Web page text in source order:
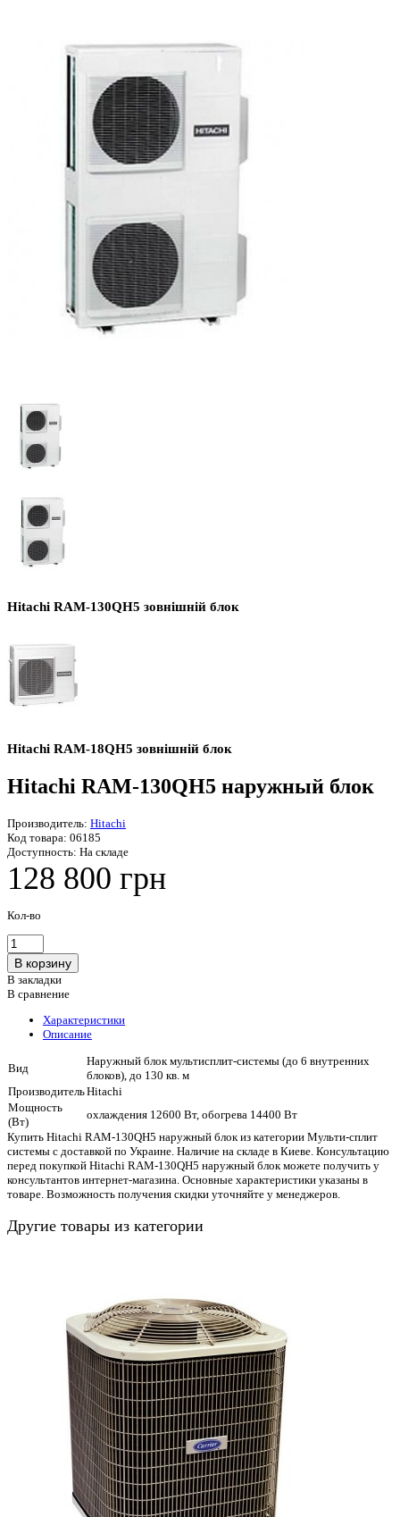
Hitachi RAM-130QH5 зовнішній блок
Hitachi RAM-18QH5 зовнішній блок
Hitachi RAM-130QH5 наружный блок
Производитель: Hitachi
Код товара: 06185
Доступность: На складе
128 800 грн
Кол-во
В закладки
В сравнение
Характеристики
Описание
Вид
Наружный блок мультисплит-системы (до 6 внутренних
блоков), до 130 кв. м
ПроизводительHitachi
Мощность
(Вт)
охлаждения 12600 Вт, обогрева 14400 Вт
Купить Hitachi RAM-130QH5 наружный блок из категории Мульти-сплит
системы с доставкой по Украине. Наличие на складе в Киеве. Консультацию
перед покупкой Hitachi RAM-130QH5 наружный блок можете получить у
консультантов интернет-магазина. Основные характеристики указаны в
товаре. Возможность получения скидки уточняйте у менеджеров.
Другие товары из категории